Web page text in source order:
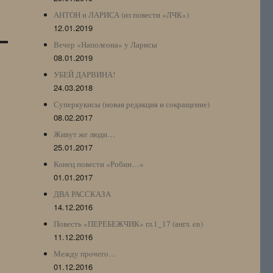
АНТОН и ЛАРИСА (из повести «ЛЧК»)
12.01.2019
Вечер «Наполеона» у Ларисы
08.01.2019
УБЕЙ ДАРВИНА!
24.03.2018
Суперкукисы (новая редакция и сокращение)
08.02.2017
Живут же люди…
25.01.2017
Конец повести «Робин…»
01.01.2017
ДВА РАССКАЗА
14.12.2016
Повесть «ПЕРЕБЕЖЧИК» гл.1_17 (англ. en)
11.12.2016
Между прочего…
01.12.2016